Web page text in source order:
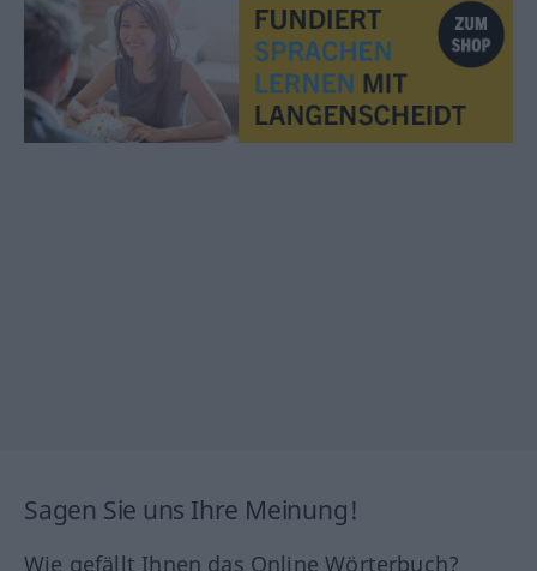
Sagen Sie uns Ihre Meinung!
Wie gefällt Ihnen das Online Wörterbuch?